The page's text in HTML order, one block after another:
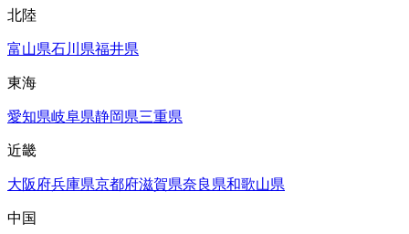
北陸
富山県石川県福井県
東海
愛知県岐阜県静岡県三重県
近畿
大阪府兵庫県京都府滋賀県奈良県和歌山県
中国